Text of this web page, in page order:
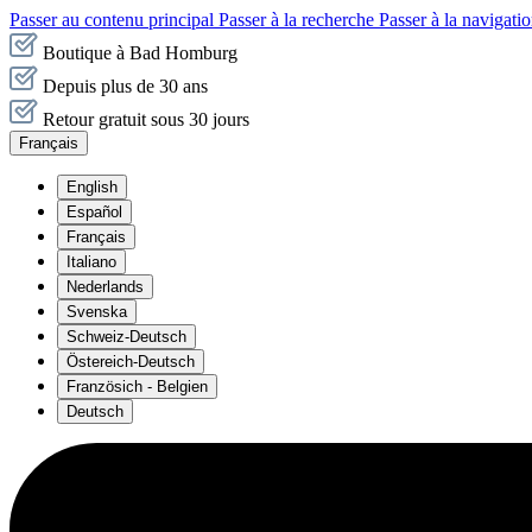
Passer au contenu principal Passer à la recherche Passer à la
Boutique à Bad Homburg
Depuis plus de 30 ans
Retour gratuit sous 30 jours
Français
English
Español
Français
Italiano
Nederlands
Svenska
Schweiz-Deutsch
Östereich-Deutsch
Französich - Belgien
Deutsch